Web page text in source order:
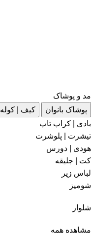
مد و پوشاک
پوشاک بانوان
کیف | کوله
بادی | کراپ تاپ
تیشرت | پلوشرت
هودی | دورس
کت | جلیقه
لباس زیر
شومیز
شلوار
مشاهده همه